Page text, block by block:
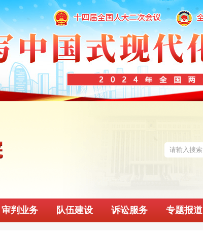
审判业务 队伍建设 诉讼服务 专题报道